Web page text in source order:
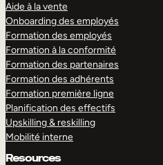
Aide à la vente
Onboarding des employés
Formation des employés
Formation à la conformité
Formation des partenaires
Formation des adhérents
Formation première ligne
Planification des effectifs
Upskilling & reskilling
Mobilité interne
Resources